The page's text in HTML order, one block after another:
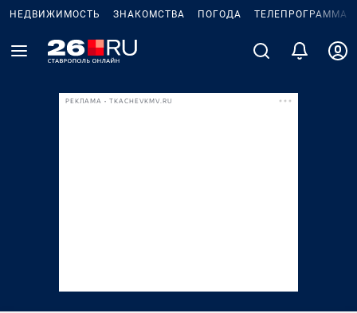
НЕДВИЖИМОСТЬ ЗНАКОМСТВА ПОГОДА ТЕЛЕПРОГРАММА
РЕКЛАМА • TKACHEVKMV.RU